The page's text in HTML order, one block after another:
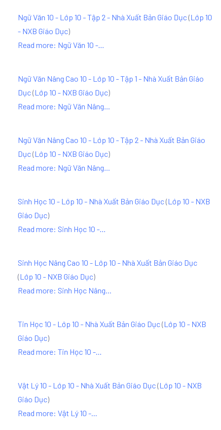
Ngữ Văn 10 - Lớp 10 - Tập 2 - Nhà Xuất Bản Giáo Dục(Lớp 10
- NXB Giáo Dục)
Read more: Ngữ Văn 10 -...
Ngữ Văn Nâng Cao 10 - Lớp 10 - Tập 1 - Nhà Xuất Bản Giáo
Dục(Lớp 10 - NXB Giáo Dục)
Read more: Ngữ Văn Nâng...
Ngữ Văn Nâng Cao 10 - Lớp 10 - Tập 2 - Nhà Xuất Bản Giáo
Dục(Lớp 10 - NXB Giáo Dục)
Read more: Ngữ Văn Nâng...
Sinh Học 10 - Lớp 10 - Nhà Xuất Bản Giáo Dục(Lớp 10 - NXB
Giáo Dục)
Read more: Sinh Học 10 -...
Sinh Học Nâng Cao 10 - Lớp 10 - Nhà Xuất Bản Giáo Dục
(Lớp 10 - NXB Giáo Dục)
Read more: Sinh Học Nâng...
Tin Học 10 - Lớp 10 - Nhà Xuất Bản Giáo Dục(Lớp 10 - NXB
Giáo Dục)
Read more: Tin Học 10 -...
Vật Lý 10 - Lớp 10 - Nhà Xuất Bản Giáo Dục(Lớp 10 - NXB
Giáo Dục)
Read more: Vật Lý 10 -...